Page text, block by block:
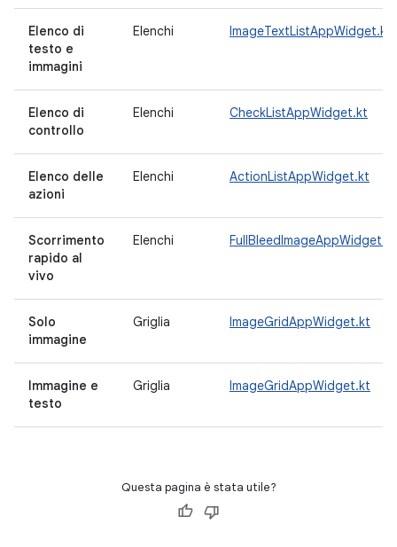
Elenco di
testo e
immagini
Elenchi ImageTextListAppWidget.kt
Elenco di
controllo
Elenchi CheckListAppWidget.kt
Elenco delle
azioni
Elenchi ActionListAppWidget.kt
Scorrimento
rapido al
vivo
Elenchi FullBleedImageAppWidget.kt
Solo
immagine
Griglia ImageGridAppWidget.kt
Immagine e
testo
Griglia ImageGridAppWidget.kt
Questa pagina è stata utile?